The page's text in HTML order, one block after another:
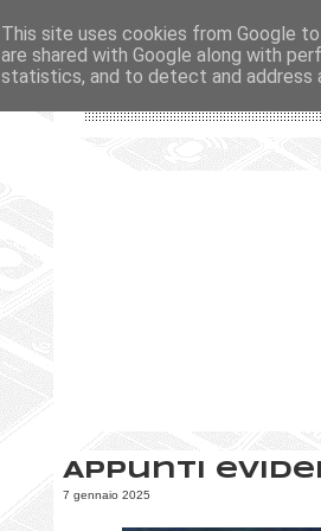
Appunti
7 gennaio 2025
This site uses cookies from Google
are shared with Google along with
statistics, and to detect and address